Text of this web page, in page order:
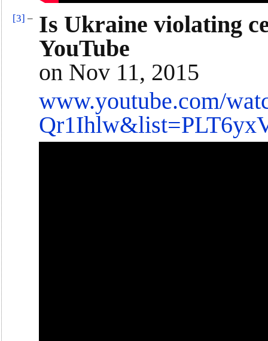
[3] – Is Ukraine violating
YouTube
on Nov 11, 2015
www.youtube.com/